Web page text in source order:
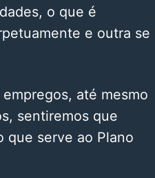
o que é
e outra se
até mesmo
sentiremos que
que serve ao Plano